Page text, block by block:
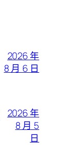
2026 年
8 月 6 日
2026 年
8 月 5
日